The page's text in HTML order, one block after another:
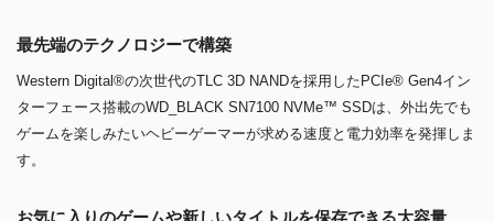
最先端のテクノロジーで構築
Western Digital®の次世代のTLC 3D NANDを採用したPCIe® Gen4イン
ターフェース搭載のWD_BLACK SN7100 NVMe™ SSDは、外出先でも
ゲームを楽しみたいヘビーゲーマーが求める速度と電力効率を発揮しま
す。
お気に入りのゲームや新しいタイトルを保存できる大容量